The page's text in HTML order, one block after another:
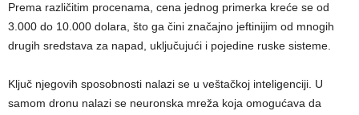
Prema različitim procenama, cena jednog primerka kreće se od
3.000 do 10.000 dolara, što ga čini značajno jeftinijim od mnogih
drugih sredstava za napad, uključujući i pojedine ruske sisteme.
Ključ njegovih sposobnosti nalazi se u veštačkoj inteligenciji. U
samom dronu nalazi se neuronska mreža koja omogućava da